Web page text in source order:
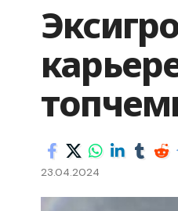
23.04.2024